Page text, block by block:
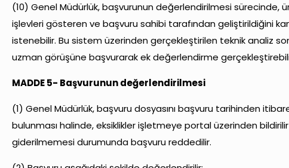
(10) Genel Müdürlük, başvurunun değerlendirilmesi sürecinde,
işlevleri gösteren ve başvuru sahibi tarafından geliştirildiğini
istenebilir. Bu sistem üzerinden gerçekleştirilen teknik analiz
uzman görüşüne başvurarak ek değerlendirme
MADDE 5- Başvurunun değerlendirilmesi
(1) Genel Müdürlük, başvuru dosyasını başvuru tarihinden
bulunması halinde, eksiklikler işletmeye portal üzerinden
giderilmemesi durumunda başvuru reddedilir.